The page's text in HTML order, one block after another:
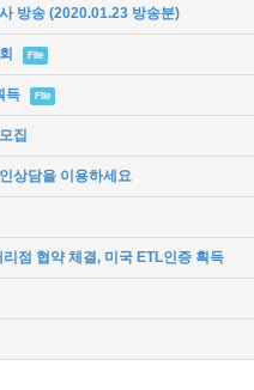
방송 (2020.01.23 방송분)
File
득 File
집
상담을 이용하세요
점 협약 체결, 미국 ETL인증 획득